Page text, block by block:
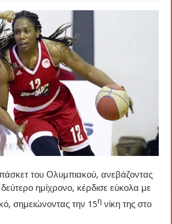
του Ολυμπιακού, ανεβάζοντας
ημίχρονο, κέρδισε εύκολα με
σημειώνοντας την 15η νίκη της στο